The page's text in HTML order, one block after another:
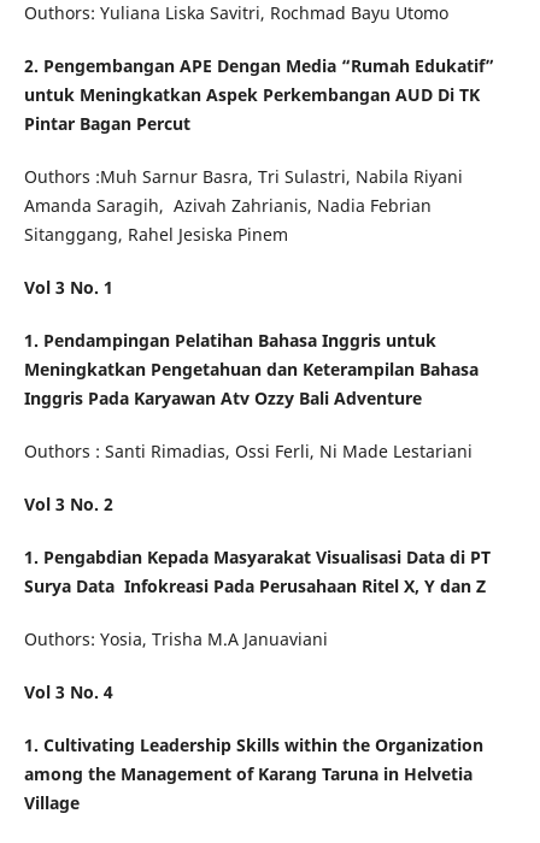
Outhors: Yuliana Liska Savitri, Rochmad Bayu Utomo
2. Pengembangan APE Dengan Media “Rumah Edukatif”
untuk Meningkatkan Aspek Perkembangan AUD Di TK
Pintar Bagan Percut
Outhors :Muh Sarnur Basra, Tri Sulastri, Nabila Riyani
Amanda Saragih, Azivah Zahrianis, Nadia Febrian
Sitanggang, Rahel Jesiska Pinem
Vol 3 No. 1
1. Pendampingan Pelatihan Bahasa Inggris untuk
Meningkatkan Pengetahuan dan Keterampilan Bahasa
Inggris Pada Karyawan Atv Ozzy Bali Adventure
Outhors : Santi Rimadias, Ossi Ferli, Ni Made Lestariani
Vol 3 No. 2
1. Pengabdian Kepada Masyarakat Visualisasi Data di PT
Surya Data Infokreasi Pada Perusahaan Ritel X, Y dan Z
Outhors: Yosia, Trisha M.A Januaviani
Vol 3 No. 4
1. Cultivating Leadership Skills within the Organization
among the Management of Karang Taruna in Helvetia
Village